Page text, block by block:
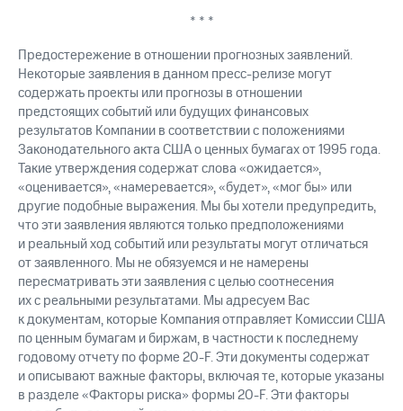
* * *
Предостережение в отношении прогнозных заявлений.
Некоторые заявления в данном пресс-релизе могут
содержать проекты или прогнозы в отношении
предстоящих событий или будущих финансовых
результатов Компании в соответствии с положениями
Законодательного акта США о ценных бумагах от 1995 года.
Такие утверждения содержат слова «ожидается»,
«оценивается», «намеревается», «будет», «мог бы» или
другие подобные выражения. Мы бы хотели предупредить,
что эти заявления являются только предположениями
и реальный ход событий или результаты могут отличаться
от заявленного. Мы не обязуемся и не намерены
пересматривать эти заявления с целью соотнесения
их с реальными результатами. Мы адресуем Вас
к документам, которые Компания отправляет Комиссии США
по ценным бумагам и биржам, в частности к последнему
годовому отчету по форме 20-F. Эти документы содержат
и описывают важные факторы, включая те, которые указаны
в разделе «Факторы риска» формы 20-F. Эти факторы